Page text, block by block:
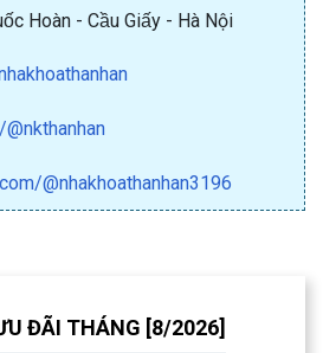
Hoàn - Cầu Giấy - Hà Nội
@nhakhoathanhan3196
ĐÃI THÁNG [8/2026]